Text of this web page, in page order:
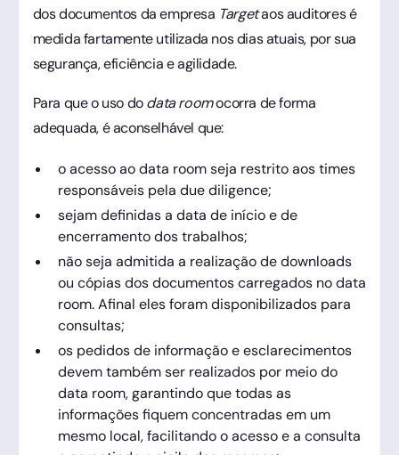
dos documentos da empresa Targetaos auditores é
medida fartamente utilizada nos dias atuais, por sua
segurança, eficiência e agilidade.
Para que o uso dodata roomocorra de forma
adequada, é aconselhável que:
o acesso ao data room seja restrito aos times
responsáveis pela due diligence;
sejam definidas a data de início e de
encerramento dos trabalhos;
não seja admitida a realização de downloads
ou cópias dos documentos carregados no data
room. Afinal eles foram disponibilizados para
consultas;
os pedidos de informação e esclarecimentos
devem também ser realizados por meio do
data room, garantindo que todas as
informações fiquem concentradas em um
mesmo local, facilitando o acesso e a consulta